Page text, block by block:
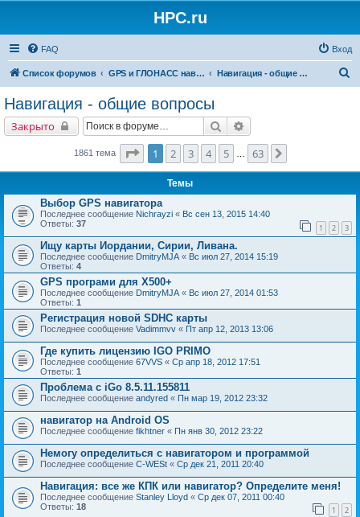
HPC.ru
FAQ Вход
Список форумов GPS и ГЛОНАСС навигация и оборудование для навигации Навигация - общие вопросы
Навигация - общие вопросы
Закрыто Поиск
1861 тема Страница1 из
1 2 3 4 5 63
Темы
Выбор GPS навигатора
Последнее сообщение Nichrayzi « Вс сен 13, 2015 14:40
Ответы: 37 1 2 3
Ищу карты Иордании, Сирии, Ливана.
Последнее сообщение DmitryMJA « Вс июл 27, 2014 15:19
Ответы: 4
GPS програми для Х500+
Последнее сообщение DmitryMJA « Вс июл 27, 2014 01:53
Ответы: 1
Регистрация новой SDHC карты
Последнее сообщение Vadimmvv « Пт апр 12, 2013 13:06
Где купить лицензию IGO PRIMO
Последнее сообщение 67VVS « Ср апр 18, 2012 17:51
Ответы: 1
Проблема с iGo 8.5.11.155811
Последнее сообщение andyred « Пн мар 19, 2012 23:32
навигатор на Android OS
Последнее сообщение fikhtner « Пн янв 30, 2012 23:22
Немогу определиться с навигатором и программой
Последнее сообщение C-WESt « Ср дек 21, 2011 20:40
Навигация: все же КПК или навигатор? Определите меня!
Последнее сообщение Stanley Lloyd « Ср дек 07, 2011 00:40
Ответы: 18 1 2